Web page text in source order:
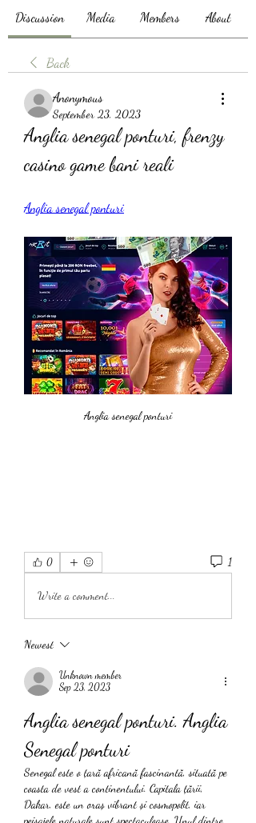
Discussion Media Members About
Back
Anonymous
September 23, 2023
Anglia senegal ponturi, frenzy
casino game bani reali
Anglia senegal ponturi
Anglia senegal ponturi
0 1
Write a comment...
Newest
Unknown member
Sep 23, 2023
Anglia senegal ponturi. Anglia
Senegal ponturi
Senegal este o țară africană fascinantă, situată pe
coasta de vest a continentului. Capitala țării,
Dakar, este un oraș vibrant și cosmopolit, iar
peisajele naturale sunt spectaculoase. Unul dintre